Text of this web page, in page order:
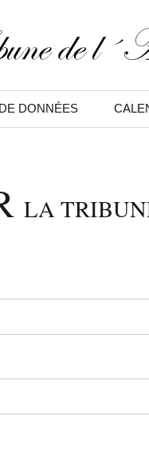
DONNÉES
LA